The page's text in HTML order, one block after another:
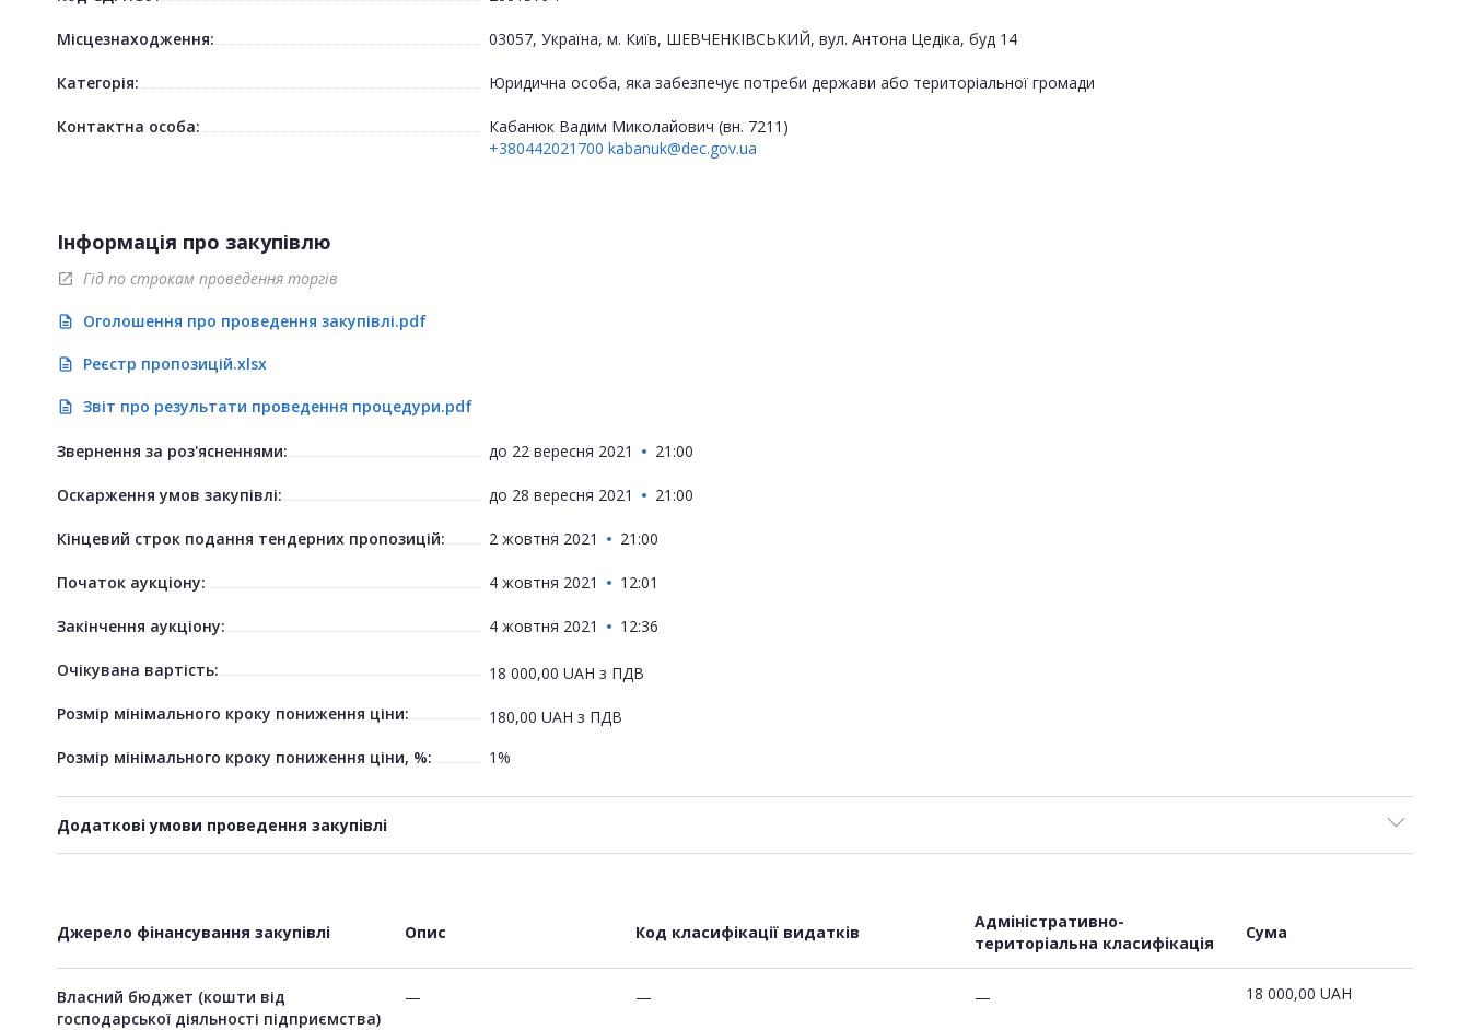
Місцезнаходження: 03057, Україна, м. Київ, ШЕВЧЕНКІВСЬКИЙ, вул. Антона Цедіка, буд 14
Категорія: Юридична особа, яка забезпечує потреби держави або територіальної громади
Контактна особа:
Кабанюк Вадим Миколайович (вн. 7211)
+380442021700 kabanuk@dec.gov.ua
Інформація про закупівлю
open_in_new Гід по строкам проведення торгів
description Оголошення про проведення закупівлі.pdf
description Реєстр пропозицій.xlsx
description Звіт про результати проведення процедури.pdf
Звернення за роз'ясненнями: до 22 вересня 2021 21:00
Оскарження умов закупівлі: до 28 вересня 2021 21:00
Кінцевий строк подання тендерних пропозицій: 2 жовтня 2021 21:00
Початок аукціону: 4 жовтня 2021 12:01
Закінчення аукціону: 4 жовтня 2021 12:36
Очікувана вартість: 18 000,00 UAH з ПДВ
Розмір мінімального кроку пониження ціни:
180,00 UAH з ПДВ
Розмір мінімального кроку пониження ціни, %:
1%
Додаткові умови проведення закупівлі
Джерело фінансування закупівлі Опис Код класифікації видатків
Адміністративно-
територіальна класифікація
Сума
Власний бюджет (кошти від
господарської діяльності підприємства)
— — — 18 000,00 UAH